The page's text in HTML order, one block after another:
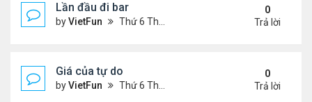
Lần đầu đi bar
byVietFun Thứ 6 Tháng 11 05, 2021 2:40 pm
0
Trả lời
Giá của tự do
byVietFun Thứ 6 Tháng 11 05, 2021 1:38 pm
0
Trả lời